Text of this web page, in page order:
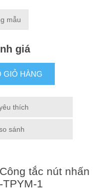
mẫu
giá
GIỎ HÀNG
thích
sánh
tắc nút nhấn
TPYM-1